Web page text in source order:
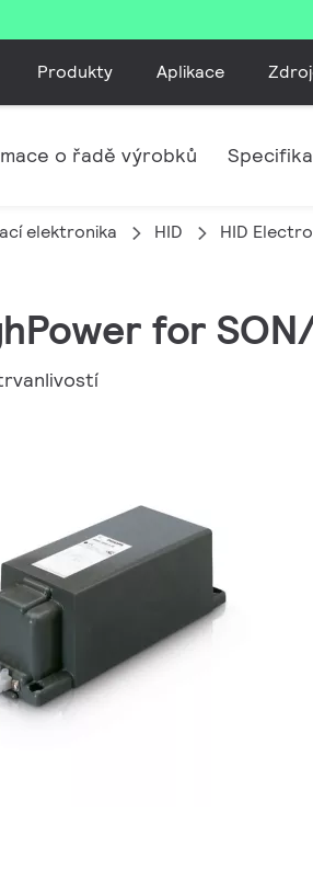
Produkty Aplikace
o řadě výrobků
elektronika HID HID
for